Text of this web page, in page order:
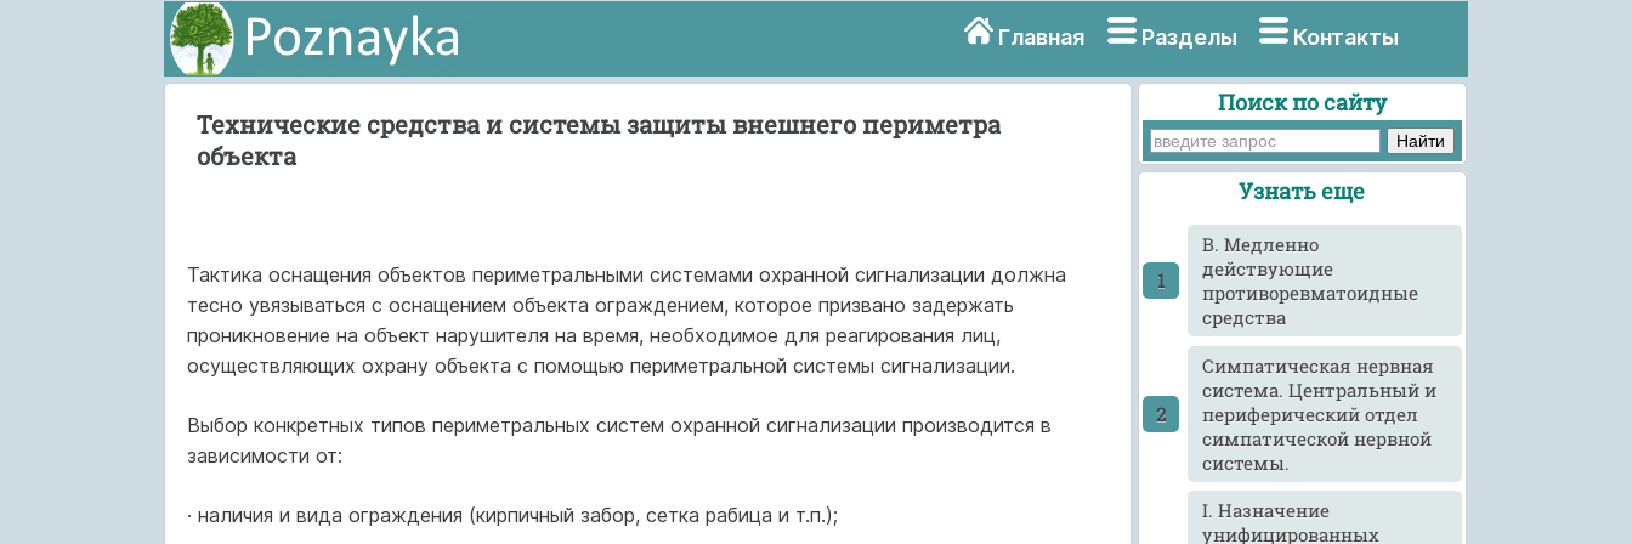
Главная Разделы Контакты
Технические средства и системы защиты внешнего периметра
объекта
Тактика оснащения объектов периметральными системами охранной сигнализации должна
тесно увязываться с оснащением объекта ограждением, которое призвано задержать
проникновение на объект нарушителя на время, необходимое для реагирования лиц,
осуществляющих охрану объекта с помощью периметральной системы сигнализации.
Выбор конкретных типов периметральных систем охранной сигнализации производится в
зависимости от:
· наличия и вида ограждения (кирпичный забор, сетка рабица и т.п.);
Поиск по сайту
Узнать еще
B. Медленно
действующие
противоревматоидные
средства
Cимпатическая нервная
система. Центральный и
периферический отдел
симпатической нервной
системы.
I. Назначение
унифицированных